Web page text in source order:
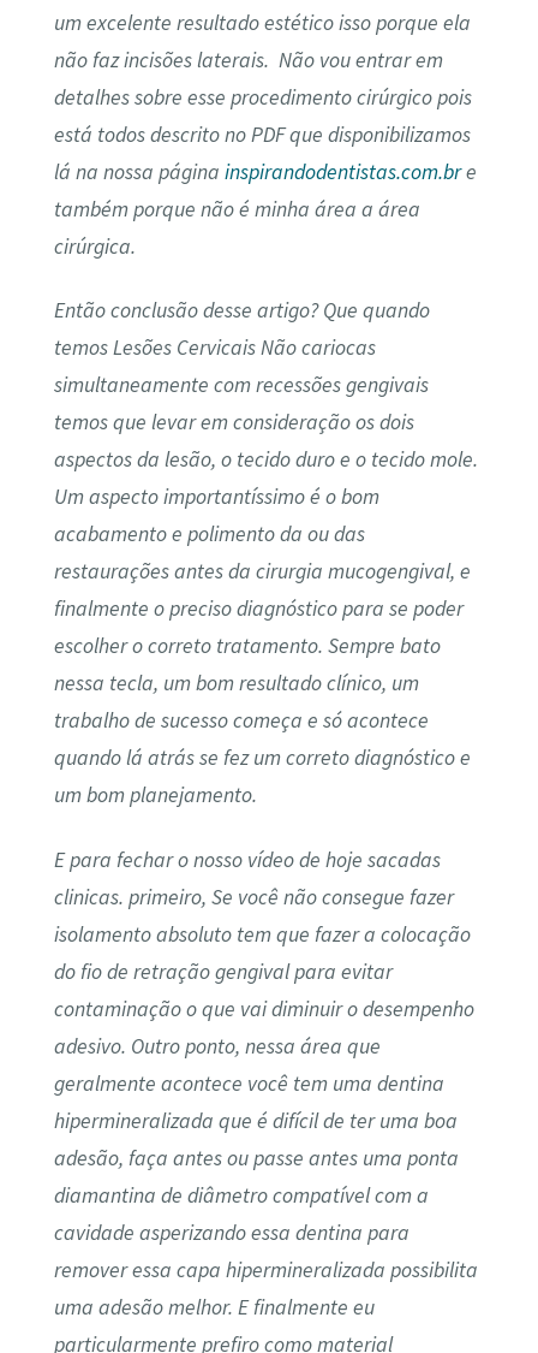
um excelente resultado estético isso porque ela
não faz incisões laterais. Não vou entrar em
detalhes sobre esse procedimento cirúrgico pois
está todos descrito no PDF que disponibilizamos
lá na nossa página inspirandodentistas.com.bre
também porque não é minha área a área
cirúrgica.
Então conclusão desse artigo? Que quando
temos Lesões Cervicais Não cariocas
simultaneamente com recessões gengivais
temos que levar em consideração os dois
aspectos da lesão, o tecido duro e o tecido mole.
Um aspecto importantíssimo é o bom
acabamento e polimento da ou das
restaurações antes da cirurgia mucogengival, e
finalmente o preciso diagnóstico para se poder
escolher o correto tratamento. Sempre bato
nessa tecla, um bom resultado clínico, um
trabalho de sucesso começa e só acontece
quando lá atrás se fez um correto diagnóstico e
um bom planejamento.
E para fechar o nosso vídeo de hoje sacadas
clinicas. primeiro, Se você não consegue fazer
isolamento absoluto tem que fazer a colocação
do fio de retração gengival para evitar
contaminação o que vai diminuir o desempenho
adesivo. Outro ponto, nessa área que
geralmente acontece você tem uma dentina
hipermineralizada que é difícil de ter uma boa
adesão, faça antes ou passe antes uma ponta
diamantina de diâmetro compatível com a
cavidade asperizando essa dentina para
remover essa capa hipermineralizada possibilita
uma adesão melhor. E finalmente eu
particularmente prefiro como material